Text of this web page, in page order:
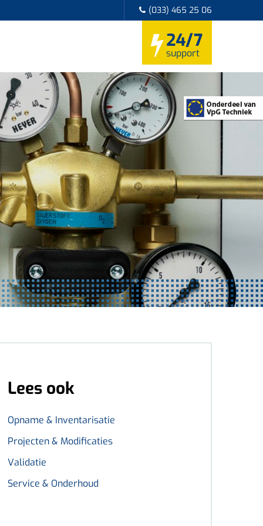
(033) 465 25 06
24/7
support
Lees ook
Opname & Inventarisatie
Projecten & Modificaties
Validatie
Service & Onderhoud